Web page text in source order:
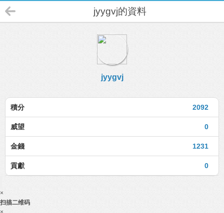
jyygvj的資料
jyygvj
2092
積分
0
威望
1231
金錢
0
貢獻
×
扫描二维码